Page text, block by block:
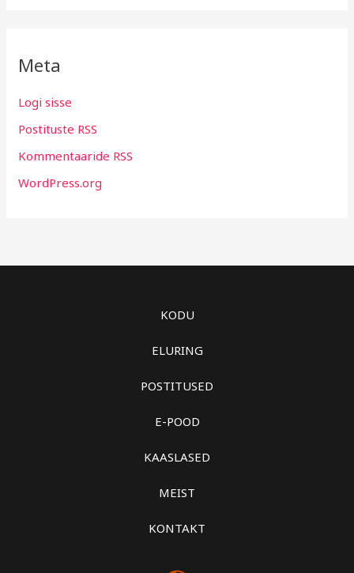
Meta
Logi sisse
Postituste RSS
Kommentaaride RSS
WordPress.org
KODU
ELURING
POSTITUSED
E-POOD
KAASLASED
MEIST
KONTAKT